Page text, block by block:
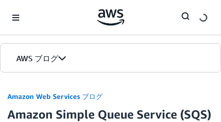
AWS ブログ
カテゴリ
Amazon Web Services ブログ
Amazon Simple Queue Service (SQS)